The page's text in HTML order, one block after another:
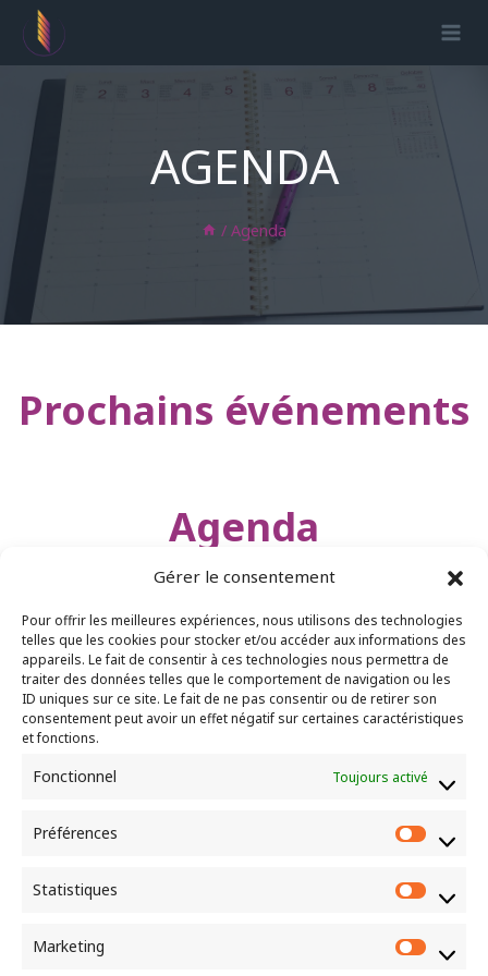
Gérer le consentement
Pour offrir les meilleures expériences, nous utilisons des technologies
telles que les cookies pour stocker et/ou accéder aux informations des
appareils. Le fait de consentir à ces technologies nous permettra de
traiter des données telles que le comportement de navigation ou les
ID uniques sur ce site. Le fait de ne pas consentir ou de retirer son
consentement peut avoir un effet négatif sur certaines caractéristiques
et fonctions.
Fonctionnel Toujours activé
Préférences
Statistiques
Marketing
Aller
contenu
AGENDA
/ Agenda
Prochains événements
Agenda
"Là où deux ou trois sont assemblés en mon
nom, je suis au milieu d’eux." – Matthieu 18.20